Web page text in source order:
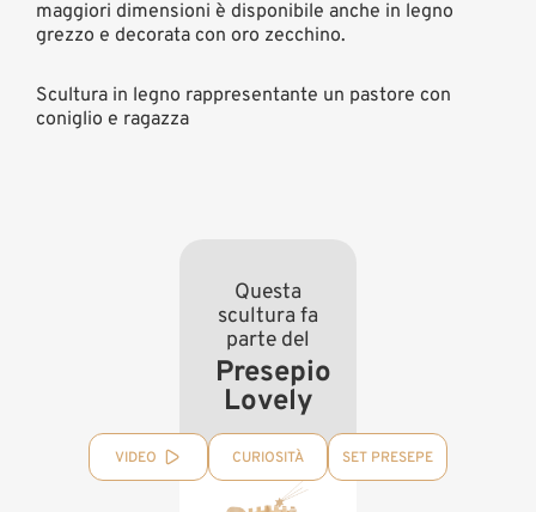
maggiori dimensioni è disponibile anche in legno
grezzo e decorata con oro zecchino.
Scultura in legno rappresentante un pastore con
coniglio e ragazza
Questa
scultura fa
parte del
Presepio
Lovely
VIDEO CURIOSITÀ SET PRESEPE